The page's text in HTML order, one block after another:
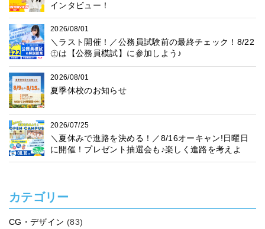
インタビュー！
2026/08/01
＼ラスト開催！／公務員試験前の最終チェック！8/22
㊏は【公務員模試】に参加しよう♪
2026/08/01
夏季休校のお知らせ
2026/07/25
＼夏休みで進路を決める！／8/16オーキャン!日曜日
に開催！プレゼント抽選会も♪楽しく進路を考えよ
う！
カテゴリー
CG・デザイン (83)